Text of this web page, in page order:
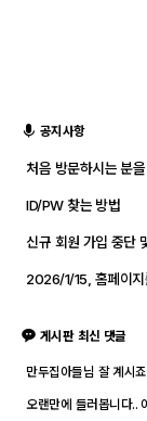
공지사항
처음 방문하시는 분
ID/PW 찾는 방법
신규 회원 가입 중단
2026/1/15, 홈페이지
게시판 최신 댓글
만두집아들님 잘 계시
호회 활동의 추억을 남
나실 때 종종 방문해 주
오랜만에 들러봅니다..